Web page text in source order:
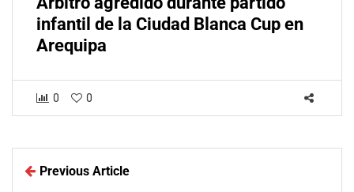
infantil de la Ciudad Blanca Cup en
Arequipa
0 0
Previous Article